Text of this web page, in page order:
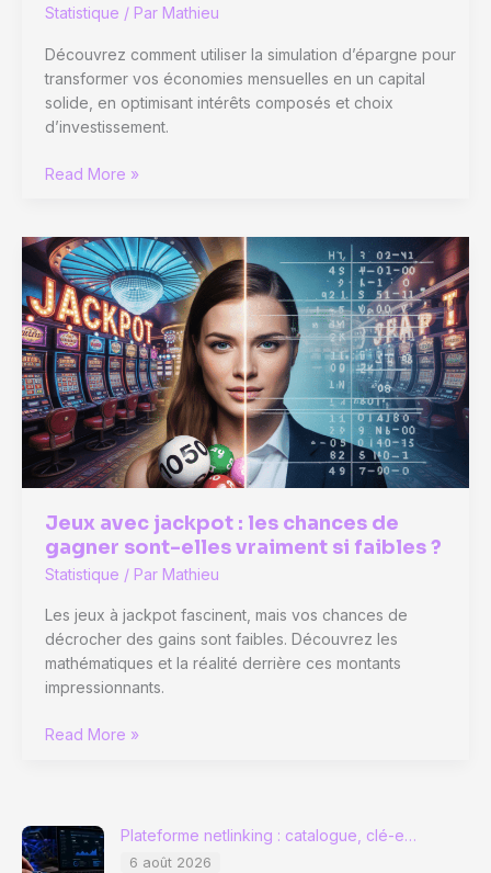
Statistique / Par Mathieu
Découvrez comment utiliser la simulation d’épargne pour
transformer vos économies mensuelles en un capital
solide, en optimisant intérêts composés et choix
d’investissement.
Simulation
comment
transformer
vos
économies
mensuelles
en
capital
solide
?
Read More »
Jeux avec jackpot : les chances de
gagner sont-elles vraiment si faibles ?
Statistique / Par Mathieu
Les jeux à jackpot fascinent, mais vos chances de
décrocher des gains sont faibles. Découvrez les
mathématiques et la réalité derrière ces montants
impressionnants.
Jeux
les
chances
Read More »
Plateforme netlinking : catalogue, clé-e…
6 août 2026